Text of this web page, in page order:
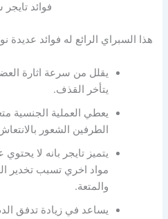
فوائد
هذا السبراي الرائع له فوائد عديدة
يقلل من سرعة اثارة
يتأخر القذف.
يعطي العملية الجنسية
الطرفين الشعور
يتميز تايجر بانه لا
مواد اخري تسبب تخدير
والمتعة.
يساعد في زيادة تدفق